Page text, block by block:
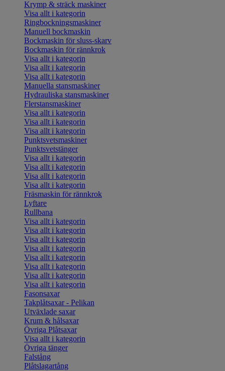
Krymp & sträck maskiner
Visa allt i kategorin
Ringbockningsmaskiner
Manuell bockmaskin
Bockmaskin för sluss-skarv
Bockmaskin för rännkrok
Visa allt i kategorin
Visa allt i kategorin
Visa allt i kategorin
Manuella stansmaskiner
Hydrauliska stansmaskiner
Flerstansmaskiner
Visa allt i kategorin
Visa allt i kategorin
Visa allt i kategorin
Punktsvetsmaskiner
Punktsvetstänger
Visa allt i kategorin
Visa allt i kategorin
Visa allt i kategorin
Visa allt i kategorin
Fräsmaskin för rännkrok
Lyftare
Rullbana
Visa allt i kategorin
Visa allt i kategorin
Visa allt i kategorin
Visa allt i kategorin
Visa allt i kategorin
Visa allt i kategorin
Visa allt i kategorin
Visa allt i kategorin
Fasonsaxar
Takplåtsaxar - Pelikan
Utväxlade saxar
Krum & hålsaxar
Övriga Plåtsaxar
Visa allt i kategorin
Övriga tänger
Falstång
Plåtslagartång